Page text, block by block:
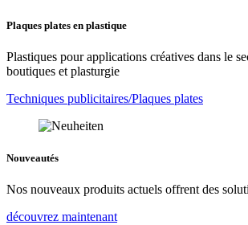
Plaques plates en plastique
Plastiques pour applications créatives dans le
boutiques et plasturgie
Techniques publicitaires/Plaques plates
Nouveautés
Nos nouveaux produits actuels offrent des
découvrez maintenant